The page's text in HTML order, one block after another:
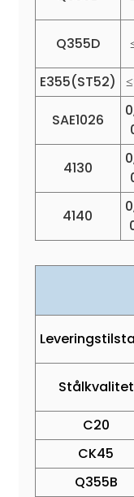
Q355D
E355(ST52)
SAE1026
4130
4140
Stålkvalitet
C20
CK45
Q355B